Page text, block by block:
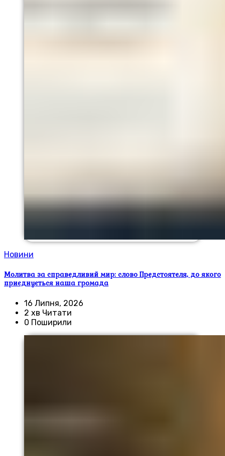
Новини
Молитва за справедливий мир: слово Предстоятеля, до якого
приєднується наша громада
16 Липня, 2026
2 хв Читати
0 Поширили